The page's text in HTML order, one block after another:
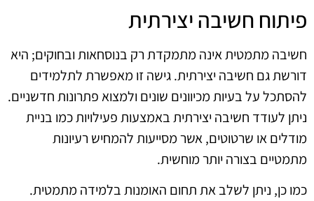
פיתוח חשיבה יצירתית
חשיבה מתמטית אינה מתמקדת רק בנוסחאות ובחוקים; היא
דורשת גם חשיבה יצירתית. גישה זו מאפשרת לתלמידים
להסתכל על בעיות מכיוונים שונים ולמצוא פתרונות חדשניים.
ניתן לעודד חשיבה יצירתית באמצעות פעילויות כמו בניית
מודלים או שרטוטים, אשר מסייעות להמחיש רעיונות
מתמטיים בצורה יותר מוחשית.
כמו כן, ניתן לשלב את תחום האומנות בלמידה מתמטית.